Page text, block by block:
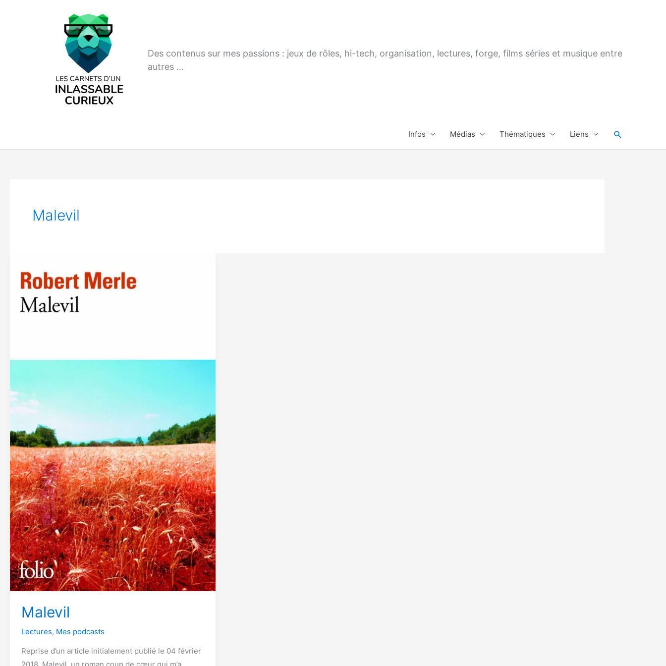
Des contenus sur mes passions : jeux de rôles, hi-tech, organisation, lectures, forge, films séries et musique entre
autres ...
Infos Médias Thématiques Liens Rechercher
Malevil
Malevil
Lectures, Mes podcasts
Reprise d’un article initialement publié le 04 février